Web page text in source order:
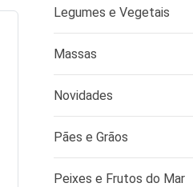
Legumes e Vegetais
Massas
Novidades
Pães e Grãos
Peixes e Frutos do Mar